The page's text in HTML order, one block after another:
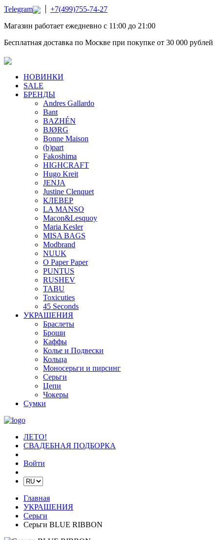
Telegram
+7(499)755-74-27
Магазин работает ежедневно с 11:00 до 21:00
Бесплатная доставка по Москве при покупке от 30 000 рублей
НОВИНКИ
SALE
БРЕНДЫ
Andres Gallardo
Bant
BAZHÉN
BJØRG
Bonne Maison
(b)part
Fakoshima
HIGHCRAFT
Hugo Kreit
JENJA
Justine Clenquet
КЛЕВЕР
LA MANSO
Macon&Lesquoy
Maria Kesler
MISA BAGS
Modbrand
NUUK
O Paper Paper
PUNTUS
RUSHEV
TABU
Toxicuties
45 Seconds
УКРАШЕНИЯ
Браслеты
Броши
Каффы
Колье и Подвески
Кольца
Моносерьги и пирсинг
Серьги
Цепи
Чокеры
Сумки
ЛЕТО!
СВАДЕБНАЯ ПОДБОРКА
Войти
Главная
УКРАШЕНИЯ
Серьги
Серьги BLUE RIBBON